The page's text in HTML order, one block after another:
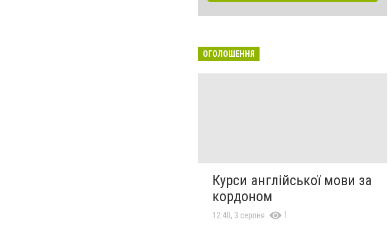
ОГОЛОШЕННЯ
Курси англійської мови за
кордоном
12:40, 3 серпня 1